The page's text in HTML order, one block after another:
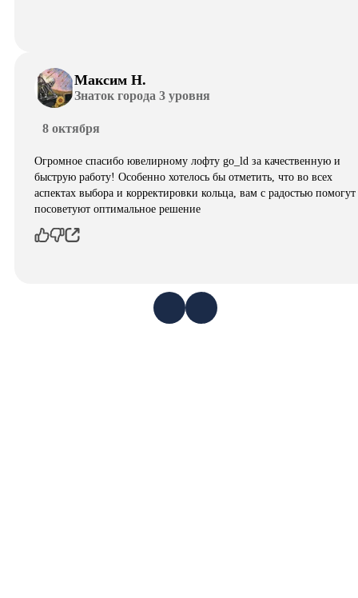
Максим Н.
Знаток города 3 уровня
8 октября
Огромное спасибо ювелирному лофту go_ld за качественную и
быструю работу! Особенно хотелось бы отметить, что во всех
аспектах выбора и корректировки кольца, вам с радостью
посоветуют оптимальное решение